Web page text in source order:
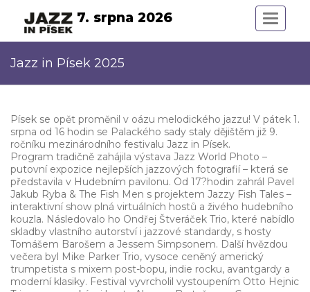
Mobilní
7. srpna 2026
Jazz in Písek 2025
Písek se opět proměnil v oázu melodického jazzu! V pátek 1.
srpna od 16 hodin se Palackého sady staly dějištěm již 9.
ročníku mezinárodního festivalu Jazz in Písek.
Program tradičně zahájila výstava Jazz World Photo –
putovní expozice nejlepších jazzových fotografií – která se
představila v Hudebním pavilonu. Od 17?hodin zahrál Pavel
Jakub Ryba & The Fish Men s projektem Jazzy Fish Tales –
interaktivní show plná virtuálních hostů a živého hudebního
kouzla. Následovalo ho Ondřej Štveráček Trio, které nabídlo
skladby vlastního autorství i jazzové standardy, s hosty
Tomášem Barošem a Jessem Simpsonem. Další hvězdou
večera byl Mike Parker Trio, vysoce ceněný americký
trumpetista s mixem post-bopu, indie rocku, avantgardy a
moderní klasiky. Festival vyvrcholil vystoupením Otto Hejnic